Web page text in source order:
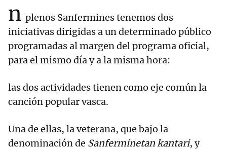
n plenos Sanfermines tenemos dos
iniciativas dirigidas a un determinado público
programadas al margen del programa oficial,
para el mismo día y a la misma hora:
las dos actividades tienen como eje común la
canción popular vasca.
Una de ellas, la veterana, que bajo la
denominación de Sanferminetan kantari, y